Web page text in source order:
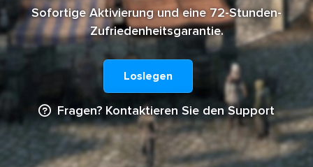
Sofortige Aktivierung und eine 72-Stunden-
Zufriedenheitsgarantie.
Loslegen
Fragen? Kontaktieren Sie den Support